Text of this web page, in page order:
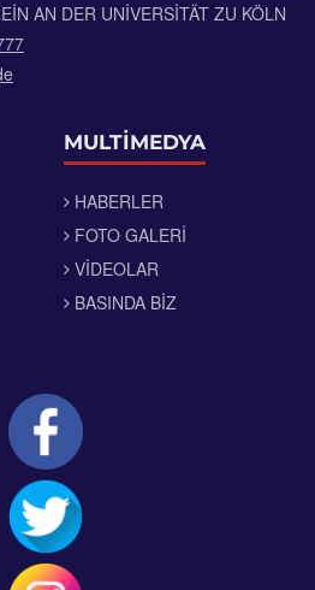
AN DER UNIVERSITÄT ZU KÖLN
MULTİMEDYA
HABERLER
FOTO GALERI
VIDEOLAR
BASINDA BIZ